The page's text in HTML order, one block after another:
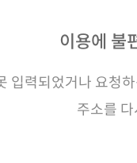
이용에 불
입력되었거나 요청
주소를